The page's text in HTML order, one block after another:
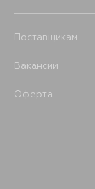
Поставщикам
Вакансии
Оферта